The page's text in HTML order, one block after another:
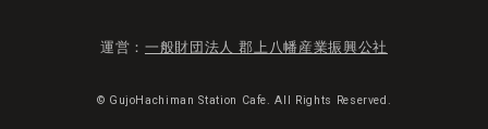
運営： 一般財団法人 郡上八幡産業振興公社
© GujoHachiman Station Cafe. All Rights Reserved.